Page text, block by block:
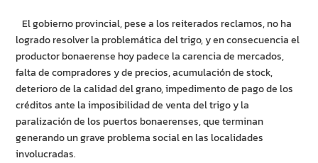
El gobierno provincial, pese a los reiterados reclamos, no ha
logrado resolver la problemática del trigo, y en consecuencia el
productor bonaerense hoy padece la carencia de mercados,
falta de compradores y de precios, acumulación de stock,
deterioro de la calidad del grano, impedimento de pago de los
créditos ante la imposibilidad de venta del trigo y la
paralización de los puertos bonaerenses, que terminan
generando un grave problema social en las localidades
involucradas.